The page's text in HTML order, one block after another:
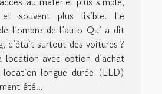
et souvent plus lisible. Le
l’ombre de l’auto Qui a dit
c’était surtout des voitures ?
location avec option d’achat
longue durée (LLD)
été...